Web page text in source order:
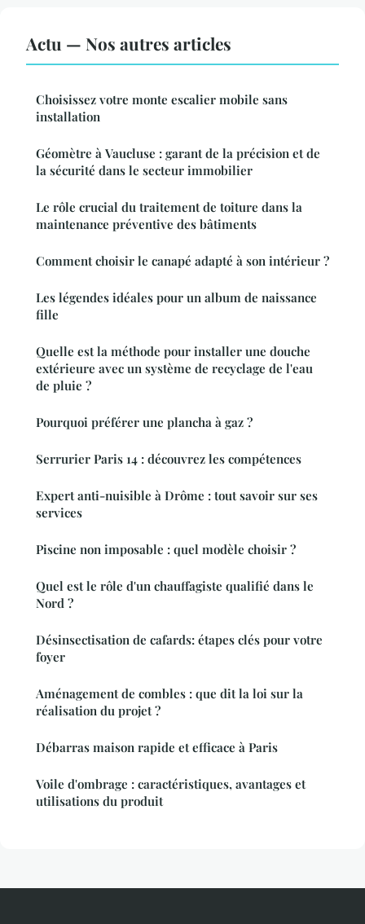
Actu — Nos autres articles
Choisissez votre monte escalier mobile sans
installation
Géomètre à Vaucluse : garant de la précision et de
la sécurité dans le secteur immobilier
Le rôle crucial du traitement de toiture dans la
maintenance préventive des bâtiments
Comment choisir le canapé adapté à son intérieur ?
Les légendes idéales pour un album de naissance
fille
Quelle est la méthode pour installer une douche
extérieure avec un système de recyclage de l'eau
de pluie ?
Pourquoi préférer une plancha à gaz ?
Serrurier Paris 14 : découvrez les compétences
Expert anti-nuisible à Drôme : tout savoir sur ses
services
Piscine non imposable : quel modèle choisir ?
Quel est le rôle d'un chauffagiste qualifié dans le
Nord ?
Désinsectisation de cafards: étapes clés pour votre
foyer
Aménagement de combles : que dit la loi sur la
réalisation du projet ?
Débarras maison rapide et efficace à Paris
Voile d'ombrage : caractéristiques, avantages et
utilisations du produit